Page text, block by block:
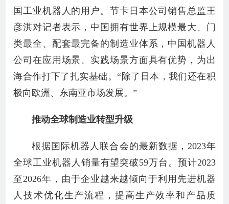
国工业机器人的用户。节卡日本公司销售总监王
彦淇对记者表示，中国拥有世界上规模最大、门
类最全、配套最完备的制造业体系，中国机器人
公司在应用场景、实践场景方面具有优势，为出
海合作打下了扎实基础。“除了日本，我们还在积
极向欧洲、东南亚市场发展。”
推动全球制造业转型升级
根据国际机器人联合会的最新数据，2023年
全球工业机器人销量有望突破59万台。预计2023
至2026年，由于企业越来越倾向于利用先进机器
人技术优化生产流程，提高生产效率和产品质